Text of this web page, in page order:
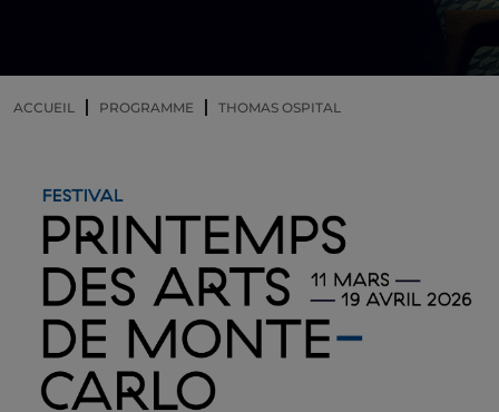
ACCUEIL PROGRAMME THOMAS OSPITAL